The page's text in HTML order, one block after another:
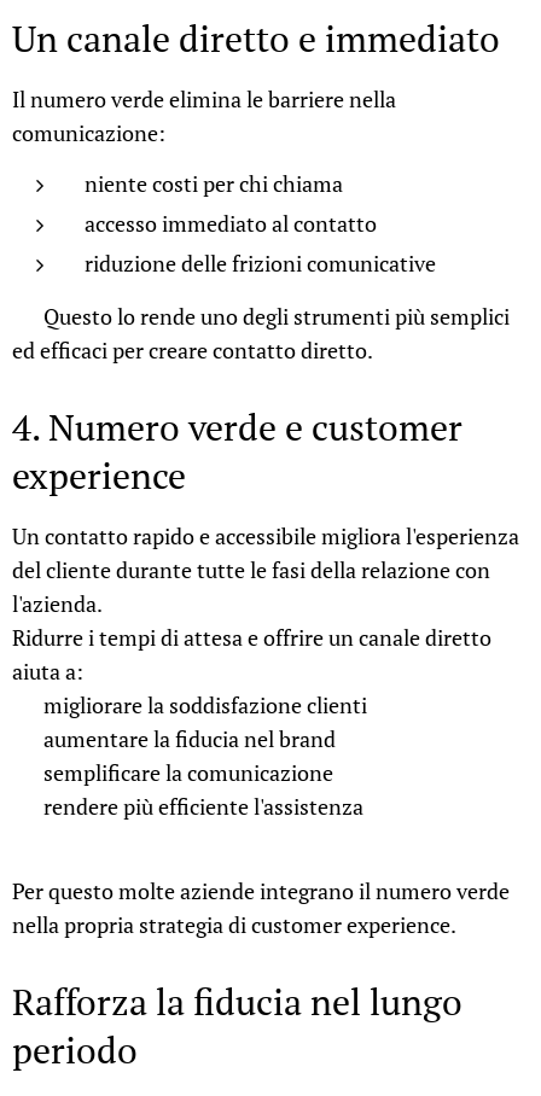
Un canale diretto e immediato
Il numero verde elimina le barriere nella
comunicazione:
niente costi per chi chiama
accesso immediato al contatto
riduzione delle frizioni comunicative
📌 Questo lo rende uno degli strumenti più semplici
ed efficaci per creare contatto diretto.
4. Numero verde e customer
experience
Un contatto rapido e accessibile migliora l'esperienza
del cliente durante tutte le fasi della relazione con
l'azienda.
Ridurre i tempi di attesa e offrire un canale diretto
aiuta a:
✔ migliorare la soddisfazione clienti
✔ aumentare la fiducia nel brand
✔ semplificare la comunicazione
✔ rendere più efficiente l'assistenza
Per questo molte aziende integrano il numero verde
nella propria strategia di customer experience.
Rafforza la fiducia nel lungo
periodo